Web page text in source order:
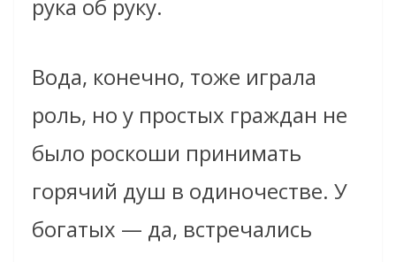
рука об руку.
Вода, конечно, тоже играла
роль, но у простых граждан не
было роскоши принимать
горячий душ в одиночестве. У
богатых — да, встречались